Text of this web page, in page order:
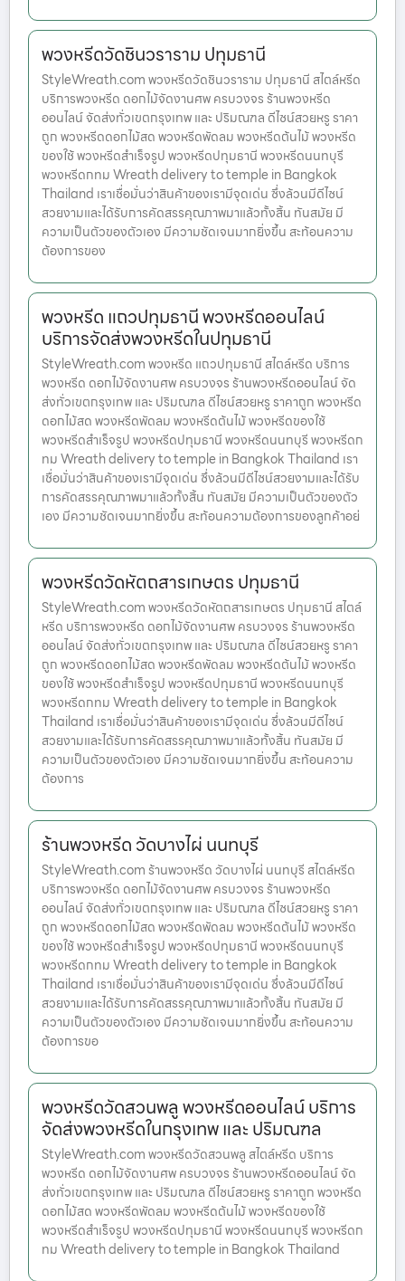
พวงหรีดวัดชินวราราม ปทุมธานี
StyleWreath.com พวงหรีดวัดชินวราราม ปทุมธานี สไตล์หรีด
บริการพวงหรีด ดอกไม้จัดงานศพ ครบวงจร ร้านพวงหรีด
ออนไลน์ จัดส่งทั่วเขตกรุงเทพ และ ปริมณฑล ดีไซน์สวยหรู ราคา
ถูก พวงหรีดดอกไม้สด พวงหรีดพัดลม พวงหรีดต้นไม้ พวงหรีด
ของใช้ พวงหรีดสำเร็จรูป พวงหรีดปทุมธานี พวงหรีดนนทบุรี
พวงหรีดกทม Wreath delivery to temple in Bangkok
Thailand เราเชื่อมั่นว่าสินค้าของเรามีจุดเด่น ซึ่งล้วนมีดีไซน์
สวยงามและได้รับการคัดสรรคุณภาพมาแล้วทั้งสิ้น ทันสมัย มี
ความเป็นตัวของตัวเอง มีความชัดเจนมากยิ่งขึ้น สะท้อนความ
ต้องการของ
พวงหรีด แถวปทุมธานี พวงหรีดออนไลน์
บริการจัดส่งพวงหรีดในปทุมธานี
StyleWreath.com พวงหรีด แถวปทุมธานี สไตล์หรีด บริการ
พวงหรีด ดอกไม้จัดงานศพ ครบวงจร ร้านพวงหรีดออนไลน์ จัด
ส่งทั่วเขตกรุงเทพ และ ปริมณฑล ดีไซน์สวยหรู ราคาถูก พวงหรีด
ดอกไม้สด พวงหรีดพัดลม พวงหรีดต้นไม้ พวงหรีดของใช้
พวงหรีดสำเร็จรูป พวงหรีดปทุมธานี พวงหรีดนนทบุรี พวงหรีดก
ทม Wreath delivery to temple in Bangkok Thailand เรา
เชื่อมั่นว่าสินค้าของเรามีจุดเด่น ซึ่งล้วนมีดีไซน์สวยงามและได้รับ
การคัดสรรคุณภาพมาแล้วทั้งสิ้น ทันสมัย มีความเป็นตัวของตัว
เอง มีความชัดเจนมากยิ่งขึ้น สะท้อนความต้องการของลูกค้าอย่
พวงหรีดวัดหัตถสารเกษตร ปทุมธานี
StyleWreath.com พวงหรีดวัดหัตถสารเกษตร ปทุมธานี สไตล์
หรีด บริการพวงหรีด ดอกไม้จัดงานศพ ครบวงจร ร้านพวงหรีด
ออนไลน์ จัดส่งทั่วเขตกรุงเทพ และ ปริมณฑล ดีไซน์สวยหรู ราคา
ถูก พวงหรีดดอกไม้สด พวงหรีดพัดลม พวงหรีดต้นไม้ พวงหรีด
ของใช้ พวงหรีดสำเร็จรูป พวงหรีดปทุมธานี พวงหรีดนนทบุรี
พวงหรีดกทม Wreath delivery to temple in Bangkok
Thailand เราเชื่อมั่นว่าสินค้าของเรามีจุดเด่น ซึ่งล้วนมีดีไซน์
สวยงามและได้รับการคัดสรรคุณภาพมาแล้วทั้งสิ้น ทันสมัย มี
ความเป็นตัวของตัวเอง มีความชัดเจนมากยิ่งขึ้น สะท้อนความ
ต้องการ
ร้านพวงหรีด วัดบางไผ่ นนทบุรี
StyleWreath.com ร้านพวงหรีด วัดบางไผ่ นนทบุรี สไตล์หรีด
บริการพวงหรีด ดอกไม้จัดงานศพ ครบวงจร ร้านพวงหรีด
ออนไลน์ จัดส่งทั่วเขตกรุงเทพ และ ปริมณฑล ดีไซน์สวยหรู ราคา
ถูก พวงหรีดดอกไม้สด พวงหรีดพัดลม พวงหรีดต้นไม้ พวงหรีด
ของใช้ พวงหรีดสำเร็จรูป พวงหรีดปทุมธานี พวงหรีดนนทบุรี
พวงหรีดกทม Wreath delivery to temple in Bangkok
Thailand เราเชื่อมั่นว่าสินค้าของเรามีจุดเด่น ซึ่งล้วนมีดีไซน์
สวยงามและได้รับการคัดสรรคุณภาพมาแล้วทั้งสิ้น ทันสมัย มี
ความเป็นตัวของตัวเอง มีความชัดเจนมากยิ่งขึ้น สะท้อนความ
ต้องการขอ
พวงหรีดวัดสวนพลู พวงหรีดออนไลน์ บริการ
จัดส่งพวงหรีดในกรุงเทพ และ ปริมณฑล
StyleWreath.com พวงหรีดวัดสวนพลู สไตล์หรีด บริการ
พวงหรีด ดอกไม้จัดงานศพ ครบวงจร ร้านพวงหรีดออนไลน์ จัด
ส่งทั่วเขตกรุงเทพ และ ปริมณฑล ดีไซน์สวยหรู ราคาถูก พวงหรีด
ดอกไม้สด พวงหรีดพัดลม พวงหรีดต้นไม้ พวงหรีดของใช้
พวงหรีดสำเร็จรูป พวงหรีดปทุมธานี พวงหรีดนนทบุรี พวงหรีดก
ทม Wreath delivery to temple in Bangkok Thailand